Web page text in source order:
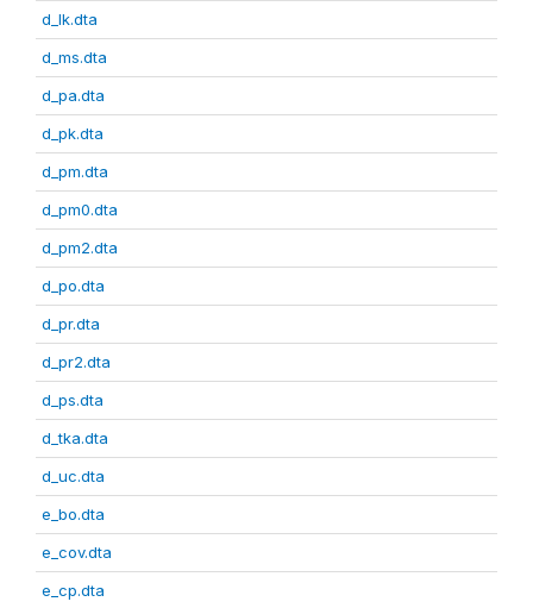
d_lk.dta
d_ms.dta
d_pa.dta
d_pk.dta
d_pm.dta
d_pm0.dta
d_pm2.dta
d_po.dta
d_pr.dta
d_pr2.dta
d_ps.dta
d_tka.dta
d_uc.dta
e_bo.dta
e_cov.dta
e_cp.dta